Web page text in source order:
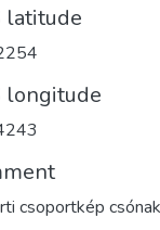
latitude
longitude
csoportkép